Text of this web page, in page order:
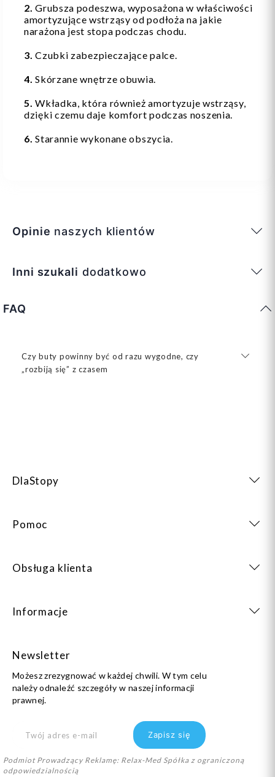
2. Grubsza podeszwa, wyposażona w właściwości
amortyzujące wstrząsy od podłoża na jakie
narażona jest stopa podczas chodu.
3. Czubki zabezpieczające palce.
4.Skórzane wnętrze obuwia.
5.Wkładka, która również amortyzuje wstrząsy,
dzięki czemu daje komfort podczas noszenia.
6.Starannie wykonane obszycia.
Opinie naszych klientów
Inni szukali dodatkowo
FAQ
Czy buty powinny być od razu wygodne, czy
„rozbiją się” z czasem
DlaStopy
Pomoc
Obsługa klienta
Informacje
Newsletter
Możesz zrezygnować w każdej chwili. W tym celu
należy odnaleźć szczegóły w naszej informacji
prawnej.
Podmiot Prowadzący Reklamę: Relax-Med Spółka z ograniczoną
odpowiedzialnością